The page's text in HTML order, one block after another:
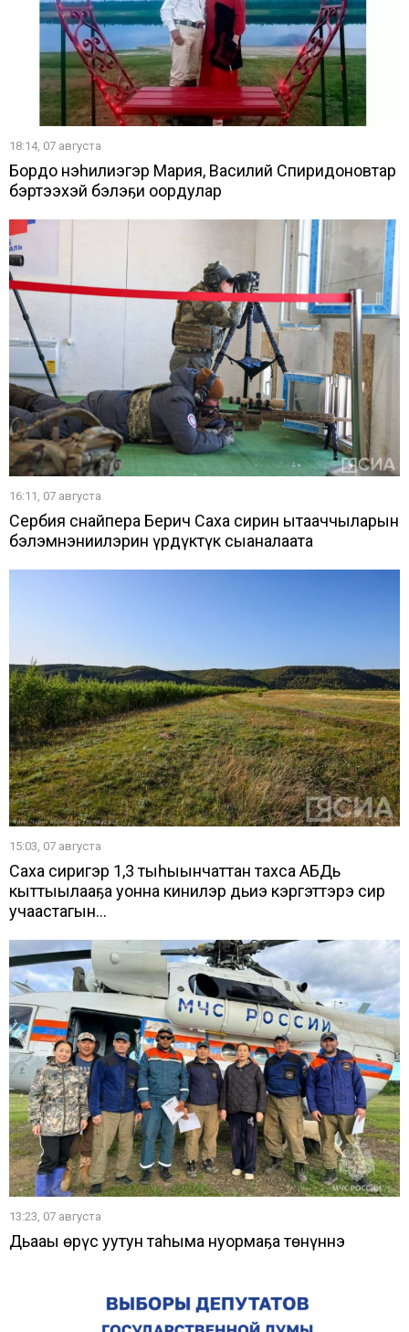
18:14, 07 августа
Бордоҥ нэһилиэгэр Мария, Василий Спиридоновтар
бэртээхэй бэлэҕи оҥордулар
16:11, 07 августа
Сербия снайпера Берич Саха сирин ытааччыларын
бэлэмнэниилэрин үрдүктүк сыаналаата
15:03, 07 августа
Саха сиригэр 1,3 тыһыынчаттан тахса АБДь
кыттыылааҕа уонна кинилэр дьиэ кэргэттэрэ сир
учаастагын...
13:23, 07 августа
Дьааҥы өрүс уутун таһыма нуормаҕа төнүннэ